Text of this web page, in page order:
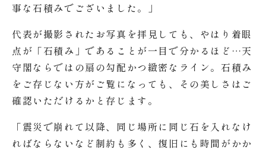
事な石積みでございました。」
代表が撮影されたお写真を拝見しても、やはり着眼
点が「石積み」であることが一目で分かるほど…天
守閣ならではの扇の勾配かつ緻密なライン。石積み
をご存じない方がご覧になっても、その美しさはご
確認いただけるかと存じます。
「震災で崩れて以降、同じ場所に同じ石を入れなけ
ればならないなど制約も多く、復旧にも時間がかか